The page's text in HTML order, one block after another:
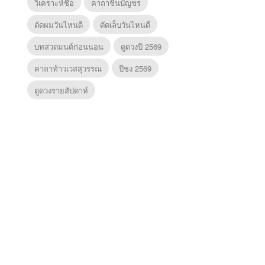
วิเคราะห์ชื่อ
คาถาชินบัญชร
ตัดผมวันไหนดี
ตัดเล็บวันไหนดี
บทสวดมนต์ก่อนนอน
ดูดวงปี 2569
คาถาท้าวเวสสุวรรณ
ปีชง 2569
ดูดวงรายสัปดาห์